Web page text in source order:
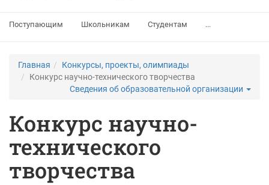
Поступающим Школьникам Студентам ...
Главная
Конкурсы, проекты, олимпиады
Конкурс научно-технического творчества
Сведения об образовательной организации
Конкурс научно-
технического
творчества